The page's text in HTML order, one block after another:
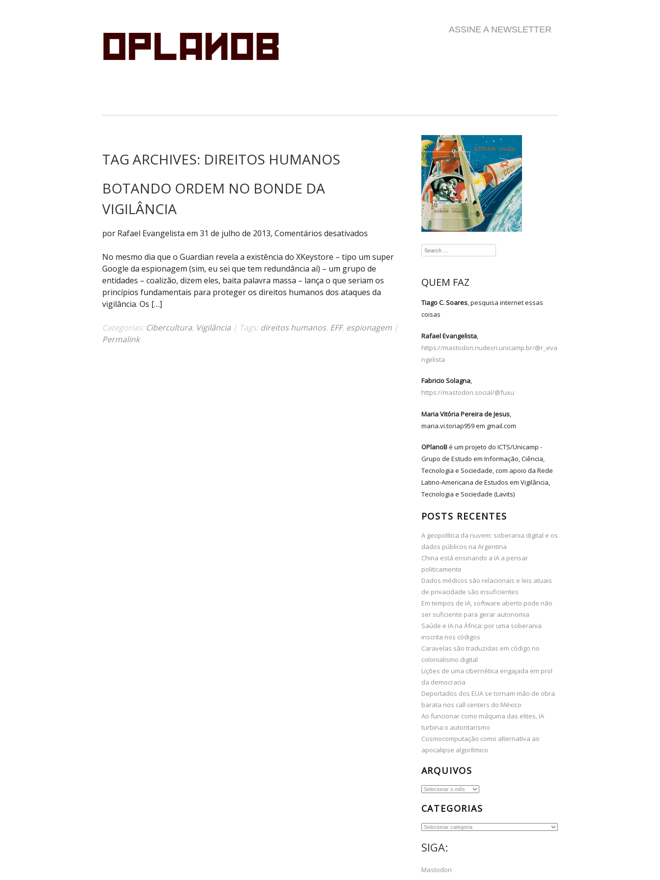
ASSINE A NEWSLETTER
TAG ARCHIVES: DIREITOS HUMANOS
BOTANDO ORDEM NO BONDE DA
VIGILÂNCIA
por Rafael Evangelista em 31 de julho de 2013, Comentários desativados
ordem
no
bonde
da
No mesmo dia que o Guardian revela a existência do XKeystore – tipo um super
Google da espionagem (sim, eu sei que tem redundância aí) – um grupo de
entidades – coalizão, dizem eles, baita palavra massa – lança o que seriam os
princípios fundamentais para proteger os direitos humanos dos ataques da
vigilância. Os […]
Categorias: Cibercultura, Vigilância | Tags:direitos humanos, EFF, espionagem |
Permalink
QUEM FAZ
Tiago C. Soares, pesquisa internet essas
coisas
Rafael Evangelista,
https://mastodon.nudecri.unicamp.br/@r_eva
ngelista
Fabricio Solagna,
https://mastodon.social/@fuxu
Maria Vitória Pereira de Jesus,
maria.vi.toriap959 em gmail.com
OPlanoBé um projeto do ICTS/Unicamp -
Grupo de Estudo em Informação, Ciência,
Tecnologia e Sociedade, com apoio da Rede
Latino-Americana de Estudos em Vigilância,
Tecnologia e Sociedade (Lavits)
POSTS RECENTES
A geopolítica da nuvem: soberania digital e os
dados públicos na Argentina
China está ensinando a IA a pensar
politicamente
Dados médicos são relacionais e leis atuais
de privacidade são insuficientes
Em tempos de IA, software aberto pode não
ser suficiente para gerar autonomia
Saúde e IA na África: por uma soberania
inscrita nos códigos
Caravelas são traduzidas em código no
colonialismo digital
Lições de uma cibernética engajada em prol
da democracia
Deportados dos EUA se tornam mão de obra
barata nos call centers do México
Ao funcionar como máquina das elites, IA
turbina o autoritarismo
Cosmocomputação como alternativa ao
apocalipse algorítmico
ARQUIVOS
Arquivos
CATEGORIAS
Categorias
SIGA:
Mastodon